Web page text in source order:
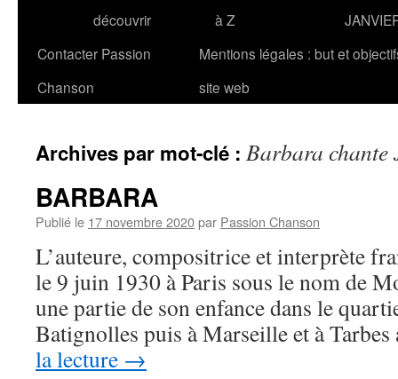
découvrir
à Z
Contacter Passion
Chanson
Mentions légales : but et
site web
Archives par mot-clé : Barbara chante
BARBARA
Publié le 17 novembre 2020par Passion Chanson
L’auteure, compositrice et interprète
le 9 juin 1930 à Paris sous le nom de
une partie de son enfance dans le
Batignolles puis à Marseille et à
la lecture →